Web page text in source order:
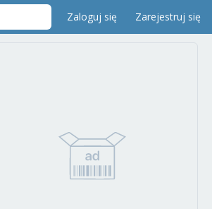
Zaloguj się Zarejestruj się